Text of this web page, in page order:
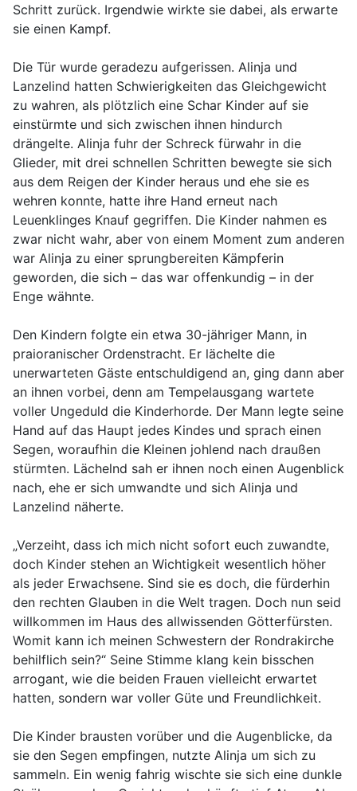
Schritt zurück. Irgendwie wirkte sie dabei, als erwarte
sie einen Kampf.
Die Tür wurde geradezu aufgerissen. Alinja und
Lanzelind hatten Schwierigkeiten das Gleichgewicht
zu wahren, als plötzlich eine Schar Kinder auf sie
einstürmte und sich zwischen ihnen hindurch
drängelte. Alinja fuhr der Schreck fürwahr in die
Glieder, mit drei schnellen Schritten bewegte sie sich
aus dem Reigen der Kinder heraus und ehe sie es
wehren konnte, hatte ihre Hand erneut nach
Leuenklinges Knauf gegriffen. Die Kinder nahmen es
zwar nicht wahr, aber von einem Moment zum anderen
war Alinja zu einer sprungbereiten Kämpferin
geworden, die sich – das war offenkundig – in der
Enge wähnte.
Den Kindern folgte ein etwa 30-jähriger Mann, in
praioranischer Ordenstracht. Er lächelte die
unerwarteten Gäste entschuldigend an, ging dann aber
an ihnen vorbei, denn am Tempelausgang wartete
voller Ungeduld die Kinderhorde. Der Mann legte seine
Hand auf das Haupt jedes Kindes und sprach einen
Segen, woraufhin die Kleinen johlend nach draußen
stürmten. Lächelnd sah er ihnen noch einen Augenblick
nach, ehe er sich umwandte und sich Alinja und
Lanzelind näherte.
„Verzeiht, dass ich mich nicht sofort euch zuwandte,
doch Kinder stehen an Wichtigkeit wesentlich höher
als jeder Erwachsene. Sind sie es doch, die fürderhin
den rechten Glauben in die Welt tragen. Doch nun seid
willkommen im Haus des allwissenden Götterfürsten.
Womit kann ich meinen Schwestern der Rondrakirche
behilflich sein?“ Seine Stimme klang kein bisschen
arrogant, wie die beiden Frauen vielleicht erwartet
hatten, sondern war voller Güte und Freundlichkeit.
Die Kinder brausten vorüber und die Augenblicke, da
sie den Segen empfingen, nutzte Alinja um sich zu
sammeln. Ein wenig fahrig wischte sie sich eine dunkle